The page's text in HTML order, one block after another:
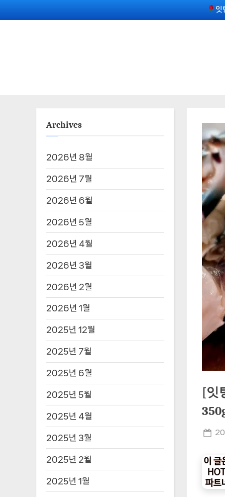
to
잇
[잇
Archives
2026년 8월
2026년 7월
2026년 6월
2026년 5월
2026년 4월
2026년 3월
2026년 2월
2026년 1월
2025년 12월
2025년 7월
2025년 6월
2025년 5월
2025년 4월
2025년 3월
2025년 2월
2025년 1월